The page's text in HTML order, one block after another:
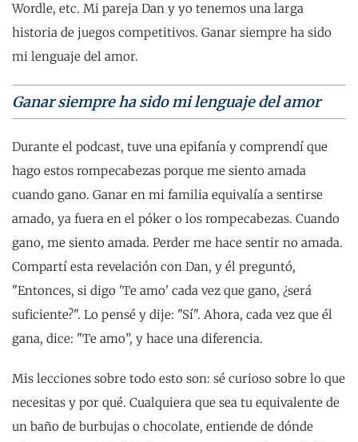
Wordle, etc. Mi pareja Dan y yo tenemos una larga
historia de juegos competitivos. Ganar siempre ha sido
mi lenguaje del amor.
Ganar siempre ha sido mi lenguaje del amor
Durante el podcast, tuve una epifanía y comprendí que
hago estos rompecabezas porque me siento amada
cuando gano. Ganar en mi familia equivalía a sentirse
amado, ya fuera en el póker o los rompecabezas. Cuando
gano, me siento amada. Perder me hace sentir no amada.
Compartí esta revelación con Dan, y él preguntó,
"Entonces, si digo 'Te amo' cada vez que gano, ¿será
suficiente?". Lo pensé y dije: "Sí". Ahora, cada vez que él
gana, dice: "Te amo”, y hace una diferencia.
Mis lecciones sobre todo esto son: sé curioso sobre lo que
necesitas y por qué. Cualquiera que sea tu equivalente de
un baño de burbujas o chocolate, entiende de dónde